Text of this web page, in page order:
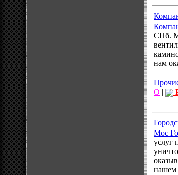
СПб.
нам
О |
Мос
услуг
нашем